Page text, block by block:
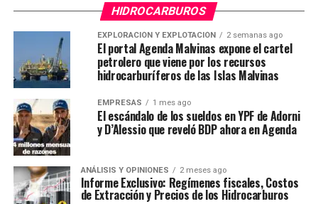
HIDROCARBUROS
EXPLORACIÓN Y EXPLOTACIÓN 2 semanas ago
El portal Agenda Malvinas expone el cartel
petrolero que viene por los recursos
hidrocarburíferos de las Islas Malvinas
EMPRESAS 1 mes ago
El escándalo de los sueldos en YPF de Adorni
y D’Alessio que reveló BDP ahora en Agenda
ANÁLISIS Y OPINIONES 2 meses ago
Informe Exclusivo: Regímenes fiscales, Costos
de Extracción y Precios de los Hidrocarburos